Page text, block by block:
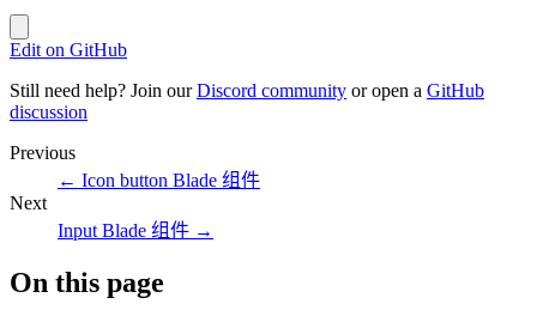
Edit on GitHub
Still need help? Join ourDiscord community or open a GitHub
discussion
Previous
← Icon button Blade 组件
Next
Input Blade 组件 →
On this page